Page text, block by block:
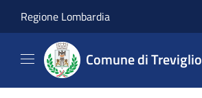
Regione Lombardia
Comune di Treviglio